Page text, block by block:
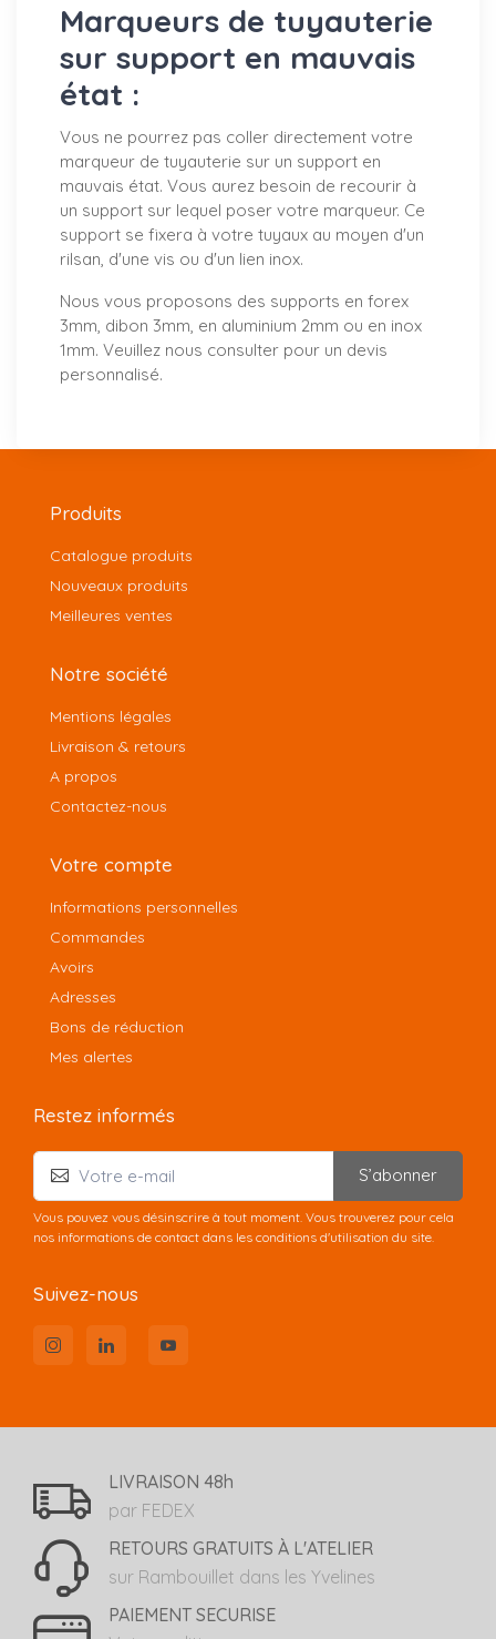
Marqueurs de tuyauterie
sur support en mauvais
état :
Vous ne pourrez pas coller directement votre
marqueur de tuyauterie sur un support en
mauvais état. Vous aurez besoin de recourir à
un support sur lequel poser votre marqueur. Ce
support se fixera à votre tuyaux au moyen d'un
rilsan, d'une vis ou d'un lien inox.
Nous vous proposons des supports en forex
3mm, dibon 3mm, en aluminium 2mm ou en inox
1mm. Veuillez nous consulter pour un devis
personnalisé.
Produits
Catalogue produits
Nouveaux produits
Meilleures ventes
Notre société
Mentions légales
Livraison & retours
A propos
Contactez-nous
Votre compte
Informations personnelles
Commandes
Avoirs
Adresses
Bons de réduction
Mes alertes
Restez informés
S’abonner
Vous pouvez vous désinscrire à tout moment. Vous trouverez pour cela
nos informations de contact dans les conditions d'utilisation du site.
Suivez-nous
LIVRAISON 48h
par FEDEX
RETOURS GRATUITS À L'ATELIER
sur Rambouillet dans les Yvelines
PAIEMENT SECURISE